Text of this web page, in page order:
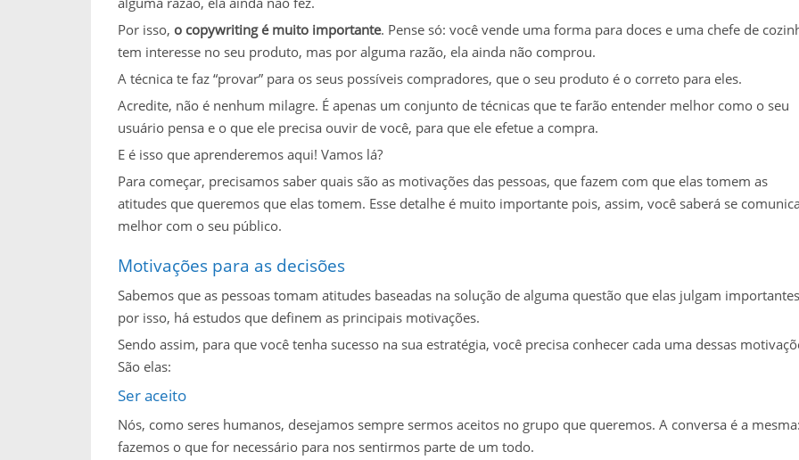
Por isso, o copywriting é muito importante. Pense só: você vende uma forma para doces e uma chefe de
tem interesse no seu produto, mas por alguma razão, ela ainda não comprou.
A técnica te faz “provar” para os seus possíveis compradores, que o seu produto é o correto para eles.
Acredite, não é nenhum milagre. É apenas um conjunto de técnicas que te farão entender melhor como o seu
usuário pensa e o que ele precisa ouvir de você, para que ele efetue a compra.
E é isso que aprenderemos aqui! Vamos lá?
Para começar, precisamos saber quais são as motivações das pessoas, que fazem com que elas tomem as
atitudes que queremos que elas tomem. Esse detalhe é muito importante pois, assim, você saberá se
melhor com o seu público.
Motivações para as decisões
Sabemos que as pessoas tomam atitudes baseadas na solução de alguma questão que elas julgam
por isso, há estudos que definem as principais motivações.
Sendo assim, para que você tenha sucesso na sua estratégia, você precisa conhecer cada uma dessas
São elas:
Ser aceito
Nós, como seres humanos, desejamos sempre sermos aceitos no grupo que queremos. A conversa é a mesma:
fazemos o que for necessário para nos sentirmos parte de um todo.